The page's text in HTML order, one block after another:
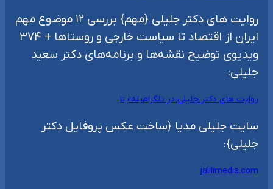
روایت های دکتر جلیلی {مهم} بررسی ۱۲ موضوع مهم
ایران از اقتصاد تا سیاست خارجی و روستاها + ۳۷۴
ویدیوی توضیح نقشه‌ها و برنامه‌های دکتر سعید
جلیلی:
روایت های دکتر جلیلی در تلگرامبلهایتا
سایت جلیلی مدیا {ساخت عکس پروفایل دکتر
جلیلی}:
jalilimedia.com